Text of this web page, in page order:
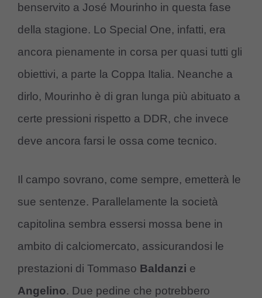
benservito a José Mourinho in questa fase
della stagione. Lo Special One, infatti, era
ancora pienamente in corsa per quasi tutti gli
obiettivi, a parte la Coppa Italia. Neanche a
dirlo, Mourinho è di gran lunga più abituato a
certe pressioni rispetto a DDR, che invece
deve ancora farsi le ossa come tecnico.
Il campo sovrano, come sempre, emetterà le
sue sentenze. Parallelamente la società
capitolina sembra essersi mossa bene in
ambito di calciomercato, assicurandosi le
prestazioni di Tommaso Baldanzi e
Angelino. Due pedine che potrebbero